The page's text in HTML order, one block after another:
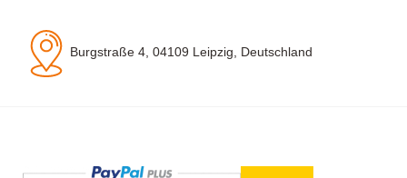
Burgstraße 4, 04109 Leipzig, Deutschland